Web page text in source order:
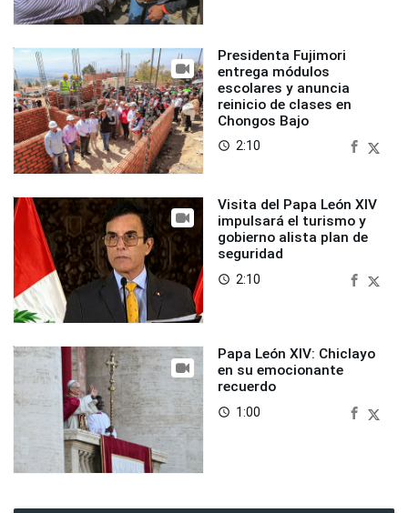
Presidenta Fujimori
entrega módulos
escolares y anuncia
reinicio de clases en
Chongos Bajo
access_time 2:10
Visita del Papa León XIV
impulsará el turismo y
gobierno alista plan de
seguridad
access_time 2:10
Papa León XIV: Chiclayo
en su emocionante
recuerdo
access_time 1:00